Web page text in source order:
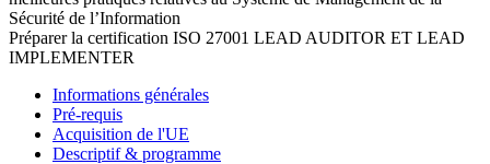
Sécurité de l’Information
Préparer la certification ISO 27001 LEAD AUDITOR ET LEAD
IMPLEMENTER
Informations générales
Pré-requis
Acquisition de l'UE
Descriptif & programme